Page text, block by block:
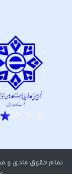
تمام حقوق مادی و